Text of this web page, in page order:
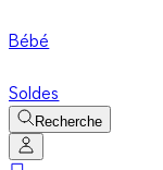
Bébé
Soldes
Recherche